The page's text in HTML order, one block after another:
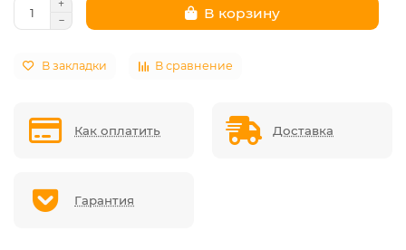
В корзину
В закладки В сравнение
Как оплатить Доставка
Гарантия